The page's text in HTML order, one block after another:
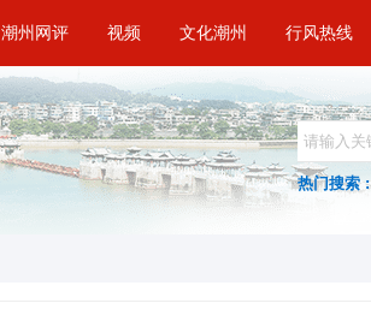
潮州网评 视频 文化潮州 行风热线
热门搜索 :